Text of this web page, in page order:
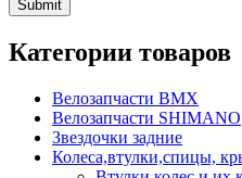
Категории товаров
Велозапчасти BMX
Велозапчасти SHIMANO
Звездочки задние
Колеса,втулки,спицы,